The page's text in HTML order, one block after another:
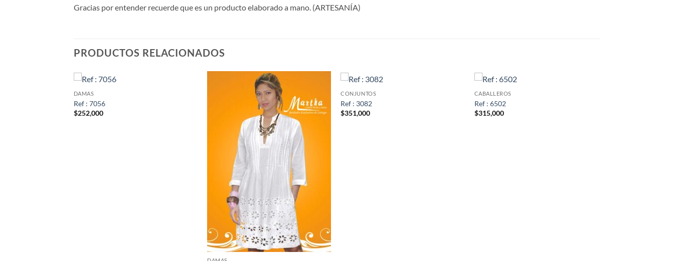
Gracias por entender recuerde que es un producto elaborado a mano. (ARTESANÍA)
PRODUCTOS RELACIONADOS
DAMAS
Ref : 7056
$252,000
CONJUNTOS
Ref : 3082
$351,000
CABALLEROS
Ref : 6502
$315,000